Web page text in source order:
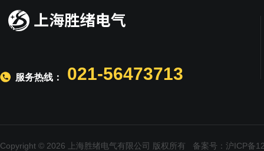
服务热线： 021-56473713
Copyright © 2026 上海胜绪电气有限公司 版权所有 备案号：沪ICP备